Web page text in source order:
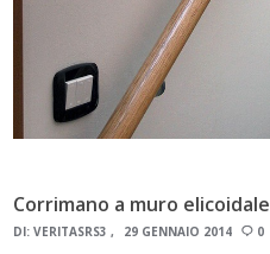
Corrimano a muro elicoidale
DI:VERITASRS3 29 GENNAIO 2014 0